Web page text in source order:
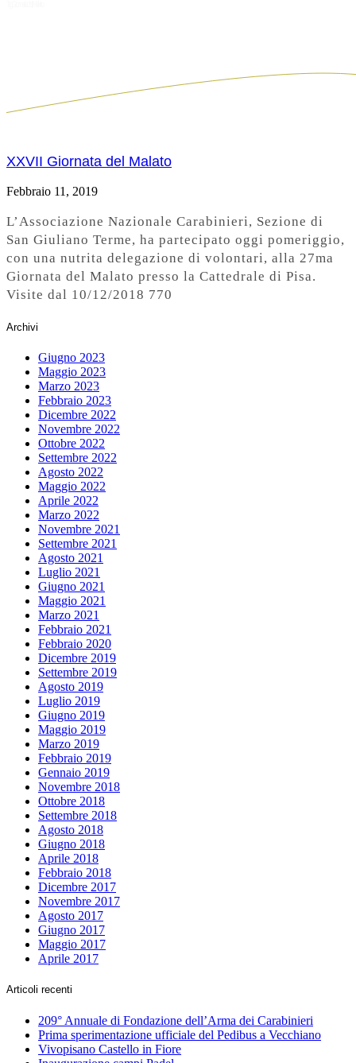
XXVII Giornata del Malato
Febbraio 11, 2019
L’Associazione Nazionale Carabinieri, Sezione di
San Giuliano Terme, ha partecipato oggi pomeriggio,
con una nutrita delegazione di volontari, alla 27ma
Giornata del Malato presso la Cattedrale di Pisa.
Visite dal 10/12/2018 770
Archivi
Giugno 2023
Maggio 2023
Marzo 2023
Febbraio 2023
Dicembre 2022
Novembre 2022
Ottobre 2022
Settembre 2022
Agosto 2022
Maggio 2022
Aprile 2022
Marzo 2022
Novembre 2021
Settembre 2021
Agosto 2021
Luglio 2021
Giugno 2021
Maggio 2021
Marzo 2021
Febbraio 2021
Febbraio 2020
Dicembre 2019
Settembre 2019
Agosto 2019
Luglio 2019
Giugno 2019
Maggio 2019
Marzo 2019
Febbraio 2019
Gennaio 2019
Novembre 2018
Ottobre 2018
Settembre 2018
Agosto 2018
Giugno 2018
Aprile 2018
Febbraio 2018
Dicembre 2017
Novembre 2017
Agosto 2017
Giugno 2017
Maggio 2017
Aprile 2017
Articoli recenti
209° Annuale di Fondazione dell’Arma dei Carabinieri
Prima sperimentazione ufficiale del Pedibus a Vecchiano
Vivopisano Castello in Fiore